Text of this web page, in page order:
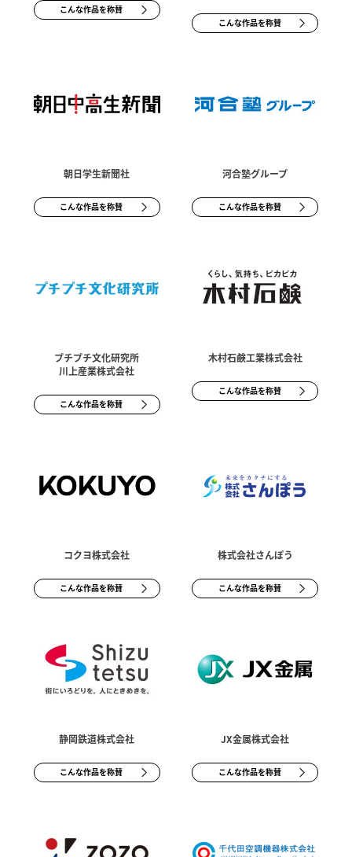
こんな作品を称賛
こんな作品を称賛
朝日学生新聞社
こんな作品を称賛
河合塾グループ
こんな作品を称賛
プチプチ文化研究所
川上産業株式会社
こんな作品を称賛
木村石鹸工業株式会社
こんな作品を称賛
コクヨ株式会社
こんな作品を称賛
株式会社さんぽう
こんな作品を称賛
静岡鉄道株式会社
こんな作品を称賛
JX金属株式会社
こんな作品を称賛